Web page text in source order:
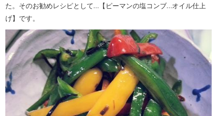
た。そのお勧めレシピとして…【ピーマンの塩コンブ…オイル仕上
げ】です。